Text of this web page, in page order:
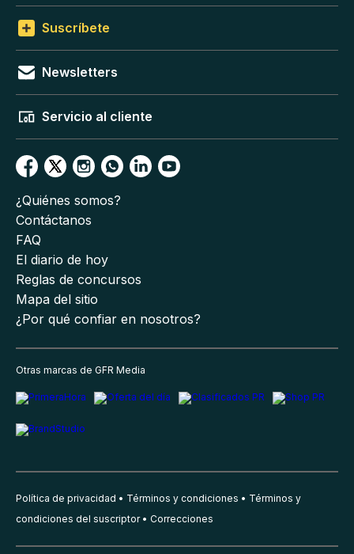
Suscríbete
Newsletters
Servicio al cliente
¿Quiénes somos?
Contáctanos
FAQ
El diario de hoy
Reglas de concursos
Mapa del sitio
¿Por qué confiar en nosotros?
Otras marcas de GFR Media
Política de privacidad Términos y condiciones
Términos y
condiciones del suscriptor
Correcciones